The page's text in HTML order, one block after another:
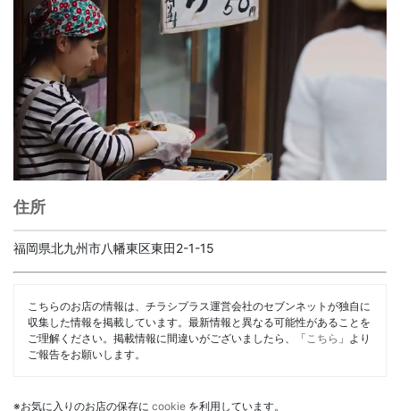
住所
福岡県北九州市八幡東区東田2-1-15
こちらのお店の情報は、チラシプラス運営会社のセブンネットが独自に
収集した情報を掲載しています。最新情報と異なる可能性があることを
ご理解ください。掲載情報に間違いがございましたら、「 こちら 」より
ご報告をお願いします。
※お気に入りのお店の保存に cookie を利用しています。